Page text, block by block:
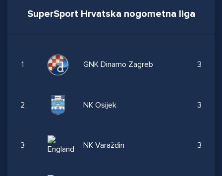
SuperSport Hrvatska nogometna liga
1 GNK Dinamo Zagreb 3
2 NK Osijek 3
3 NK Varaždin 3